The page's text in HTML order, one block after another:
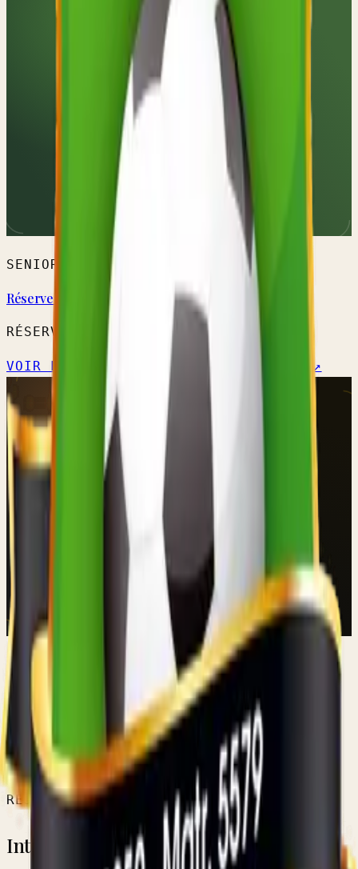
SENIORS HOMMES
Réserve A
RÉSERVE PROVINCIALE
VOIR L'ÉQUIPE → CALENDRIER OFFICIEL ↗
SENIORS HOMMES
Réserve B
RÉSERVE PROVINCIALE
VOIR L'ÉQUIPE →CALENDRIER OFFICIEL ↗
REJOINDRE LE CLUB
Intéressé par nos équipes ?